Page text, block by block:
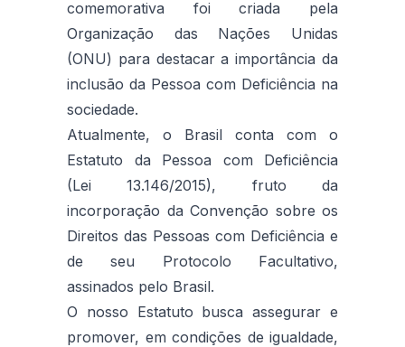
comemorativa foi criada pela
Organização das Nações Unidas
(ONU) para destacar a importância da
inclusão da Pessoa com Deficiência na
sociedade.
Atualmente, o Brasil conta com o
Estatuto da Pessoa com Deficiência
(Lei 13.146/2015), fruto da
incorporação da Convenção sobre os
Direitos das Pessoas com Deficiência e
de seu Protocolo Facultativo,
assinados pelo Brasil.
O nosso Estatuto busca assegurar e
promover, em condições de igualdade,